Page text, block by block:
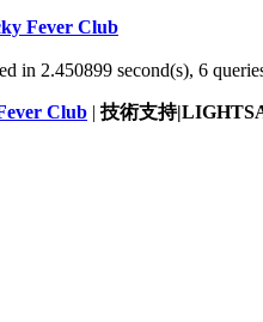
Fever Club
in 2.450899 second(s), 6
Club | 技術支持